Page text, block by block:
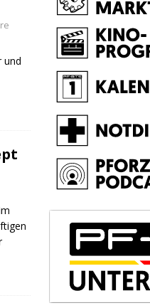
und